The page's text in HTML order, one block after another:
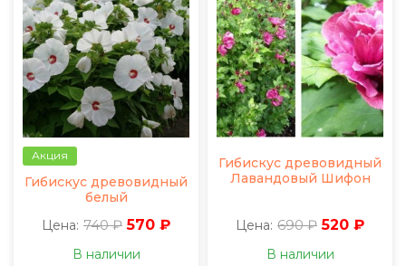
Акция
Гибискус древовидный
белый
Цена: 740 ₽ 570 ₽
В наличии
Гибискус древовидный
Лавандовый Шифон
Цена: 690 ₽ 520 ₽
В наличии